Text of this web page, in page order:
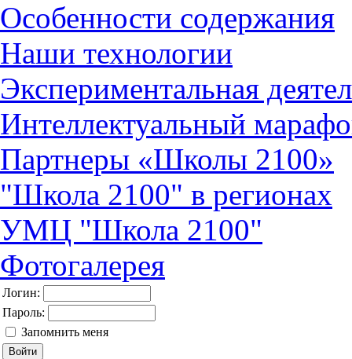
Особенности содержания
Наши технологии
Экспериментальная
Интеллектуальный
Партнеры «Школы 2100»
"Школа 2100" в регионах
УМЦ "Школа 2100"
Фотогалерея
Логин:
Пароль:
Запомнить меня